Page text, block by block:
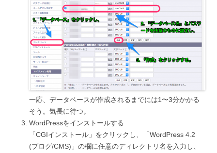
一応、データベースが作成されるまでには1〜3分かかる
そう。気長に待つ。
WordPressをインストールする
「CGIインストール」をクリックし、「WordPress 4.2
(ブログ/CMS)」の欄に任意のディレクトリ名を入力し、